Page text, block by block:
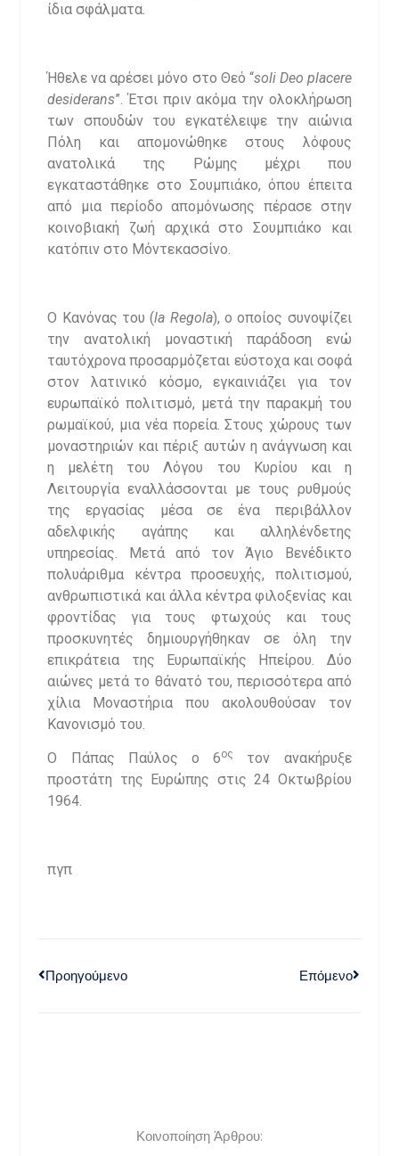
ίδια σφάλματα.
Ήθελε να αρέσει μόνο στο Θεό “soli Deo placere
desiderans”. Έτσι πριν ακόμα την ολοκλήρωση
των σπουδών του εγκατέλειψε την αιώνια
Πόλη και απομονώθηκε στους λόφους
ανατολικά της Ρώμης μέχρι που
εγκαταστάθηκε στο Σουμπιάκο, όπου έπειτα
από μια περίοδο απομόνωσης πέρασε στην
κοινοβιακή ζωή αρχικά στο Σουμπιάκο και
κατόπιν στο Μόντεκασσίνο.
Ο Κανόνας του (la Regola), ο οποίος συνοψίζει
την ανατολική μοναστική παράδοση ενώ
ταυτόχρονα προσαρμόζεται εύστοχα και σοφά
στον λατινικό κόσμο, εγκαινιάζει για τον
ευρωπαϊκό πολιτισμό, μετά την παρακμή του
ρωμαϊκού, μια νέα πορεία. Στους χώρους των
μοναστηριών και πέριξ αυτών η ανάγνωση και
η μελέτη του Λόγου του Κυρίου και η
Λειτουργία εναλλάσσονται με τους ρυθμούς
της εργασίας μέσα σε ένα περιβάλλον
αδελφικής αγάπης και αλληλένδετης
υπηρεσίας. Μετά από τον Άγιο Βενέδικτο
πολυάριθμα κέντρα προσευχής, πολιτισμού,
ανθρωπιστικά και άλλα κέντρα φιλοξενίας και
φροντίδας για τους φτωχούς και τους
προσκυνητές δημιουργήθηκαν σε όλη την
επικράτεια της Ευρωπαϊκής Ηπείρου. Δύο
αιώνες μετά το θάνατό του, περισσότερα από
χίλια Μοναστήρια που ακολουθούσαν τον
Κανονισμό του.
Ο Πάπας Παύλος ο 6ος
τον ανακήρυξε
προστάτη της Ευρώπης στις 24 Οκτωβρίου
1964.
πγπ
Προηγούμενο Επόμενο
Κοινοποίηση Άρθρου: